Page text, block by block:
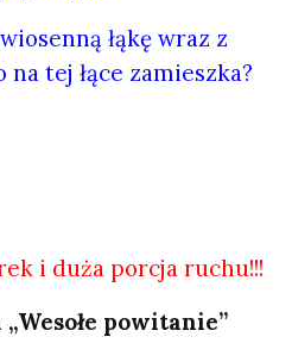
łąkę wraz z
tej łące zamieszka?
i duża porcja ruchu!!!
powitanie”